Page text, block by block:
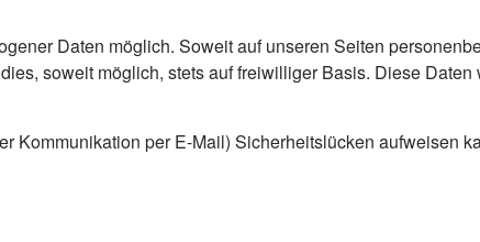
Daten möglich. Soweit auf unseren Seiten
soweit möglich, stets auf freiwilliger Basis. Diese Daten
Kommunikation per E-Mail) Sicherheitslücken aufweisen